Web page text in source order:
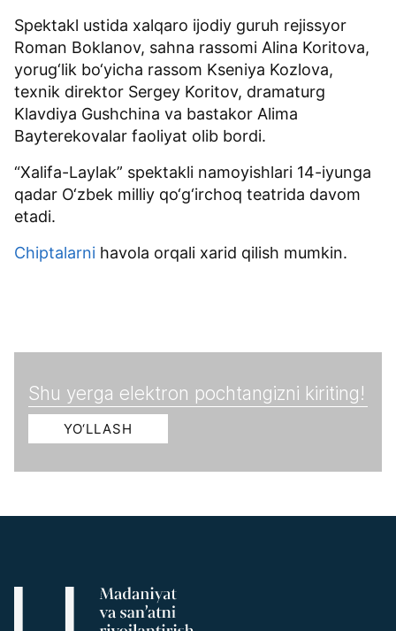
Spektakl ustida xalqaro ijodiy guruh rejissyor
Roman Boklanov, sahna rassomi Alina Koritova,
yorug‘lik bo‘yicha rassom Kseniya Kozlova,
texnik direktor Sergey Koritov, dramaturg
Klavdiya Gushchina va bastakor Alima
Bayterekovalar faoliyat olib bordi.
“Xalifa-Laylak” spektakli namoyishlari 14-iyunga
qadar O‘zbek milliy qo‘g‘irchoq teatrida davom
etadi.
Chiptalarni havola orqali xarid qilish mumkin.